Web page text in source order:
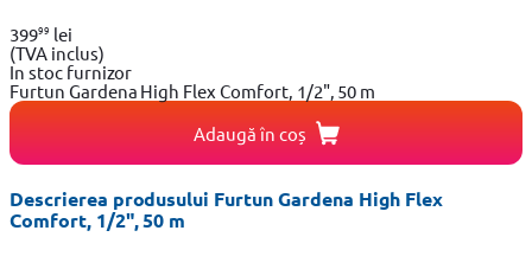
39999 lei
(TVA inclus)
In stoc furnizor
Furtun Gardena High Flex Comfort, 1/2", 50 m
Adaugă în coș
Descrierea produsului Furtun Gardena High Flex
Comfort, 1/2", 50 m